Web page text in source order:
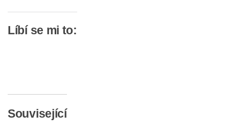
Líbí se mi to:
Související